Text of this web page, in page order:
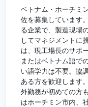
ベトナム・ホーチミ
佐を募集しています
る企業で、製造現場
してマネジメントに
は、現工場長のサポ
またはベトナム語で
い語学力は不要。協
ある方を歓迎します
外勤務が初めての方
はホーチミン市内、